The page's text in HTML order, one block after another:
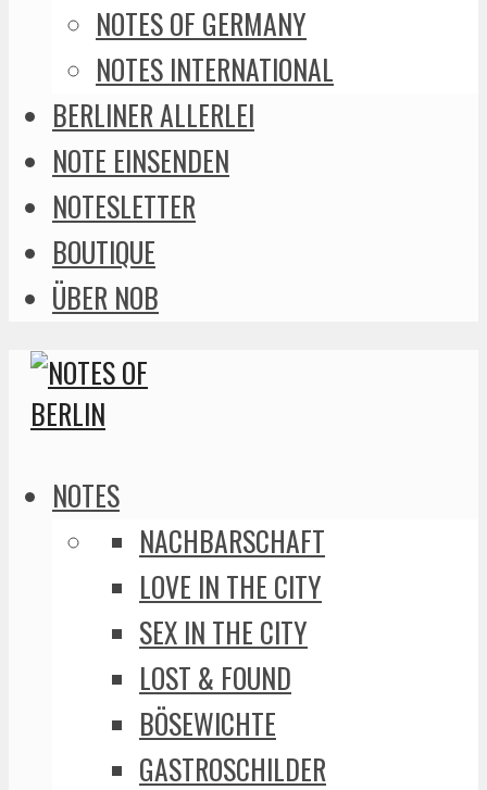
NOTES OF GERMANY
NOTES INTERNATIONAL
BERLINER ALLERLEI
NOTE EINSENDEN
NOTESLETTER
BOUTIQUE
ÜBER NOB
NOTES
NACHBARSCHAFT
LOVE IN THE CITY
SEX IN THE CITY
LOST & FOUND
BÖSEWICHTE
GASTROSCHILDER